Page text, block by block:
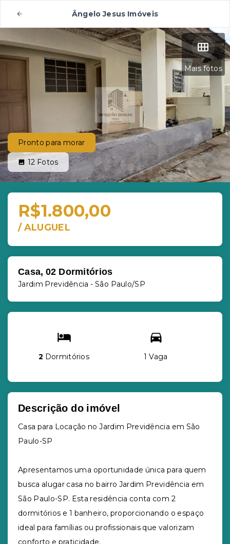
Ângelo Jesus Imóveis
Mais fotos
Pronto para morar
12 Fotos
R$1.800,00
/ALUGUEL
Casa, 02 Dormitórios
Jardim Previdência - São Paulo/SP
2 Dormitórios 1 Vaga
Descrição do imóvel
Casa para Locação no Jardim Previdência em São
Paulo-SP
Apresentamos uma oportunidade única para quem
busca alugar casa no bairro Jardim Previdência em
São Paulo-SP. Esta residência conta com 2
dormitórios e 1 banheiro, proporcionando o espaço
ideal para famílias ou profissionais que valorizam
conforto e praticidade.